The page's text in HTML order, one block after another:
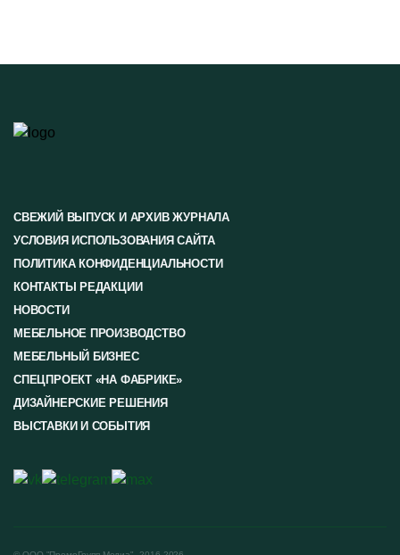
СВЕЖИЙ ВЫПУСК И АРХИВ ЖУРНАЛА
УСЛОВИЯ ИСПОЛЬЗОВАНИЯ САЙТА
ПОЛИТИКА КОНФИДЕНЦИАЛЬНОСТИ
КОНТАКТЫ РЕДАКЦИИ
НОВОСТИ
МЕБЕЛЬНОЕ ПРОИЗВОДСТВО
МЕБЕЛЬНЫЙ БИЗНЕС
СПЕЦПРОЕКТ «НА ФАБРИКЕ»
ДИЗАЙНЕРСКИЕ РЕШЕНИЯ
ВЫСТАВКИ И СОБЫТИЯ